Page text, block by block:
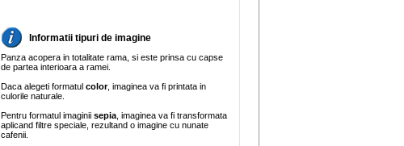
Informatii tipuri de imagine
Panza acopera in totalitate rama, si este prinsa cu capse
de partea interioara a ramei.
Daca alegeti formatul color, imaginea va fi printata in
culorile naturale.
Pentru formatul imaginii sepia , imaginea va fi transformata
aplicand filtre speciale, rezultand o imagine cu nunate
cafenii.